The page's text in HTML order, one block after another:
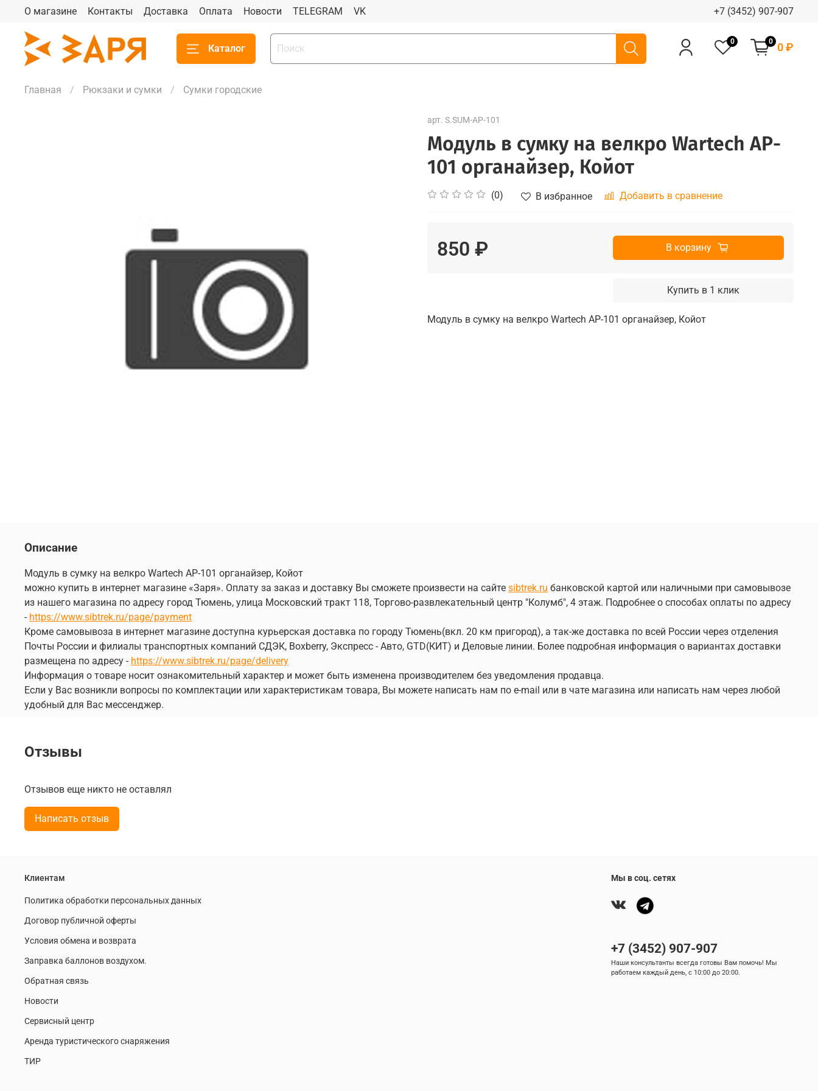
О магазине Контакты Доставка Оплата Новости TELEGRAM VK +7 (3452) 907-907
Каталог
0 0 0 ₽
Главная Рюкзаки и сумки Сумки городские
арт. S.SUM-AP-101
Модуль в сумку на велкро Wartech AP-
101 органайзер, Койот
(0) В избранное Добавить в сравнение
850 ₽ В корзину
Купить в 1 клик
Модуль в сумку на велкро Wartech AP-101 органайзер, Койот
Описание
Модуль в сумку на велкро Wartech AP-101 органайзер, Койот
можно купить в интернет магазине «Заря». Оплату за заказ и доставку Вы сможете произвести на сайте sibtrek.ru банковской картой или наличными при самовывозе
из нашего магазина по адресу город Тюмень, улица Московский тракт 118, Торгово-развлекательный центр "Колумб", 4 этаж. Подробнее о способах оплаты по адресу
- https://www.sibtrek.ru/page/payment
Кроме самовывоза в интернет магазине доступна курьерская доставка по городу Тюмень(вкл. 20 км пригород), а так-же доставка по всей России через отделения
Почты России и филиалы транспортных компаний СДЭК, Boxberry, Экспресс - Авто, GTD(КИТ) и Деловые линии. Более подробная информация о вариантах доставки
размещена по адресу - https://www.sibtrek.ru/page/delivery
Информация о товаре носит ознакомительный характер и может быть изменена производителем без уведомления продавца.
Если у Вас возникли вопросы по комплектации или характеристикам товара, Вы можете написать нам по e-mail или в чате магазина или написать нам через любой
удобный для Вас мессенджер.
Отзывы
Отзывов еще никто не оставлял
Написать отзыв
Клиентам
Политика обработки персональных данных
Договор публичной оферты
Условия обмена и возврата
Заправка баллонов воздухом.
Обратная связь
Новости
Сервисный центр
Аренда туристического снаряжения
ТИР
Мы в соц. сетях
+7 (3452) 907-907
Наши консультанты всегда готовы Вам помочь! Мы
работаем каждый день, с 10:00 до 20:00.